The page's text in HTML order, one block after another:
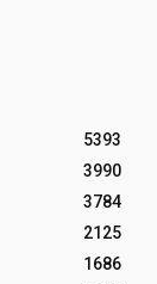
5393
3990
3784
2125
1686